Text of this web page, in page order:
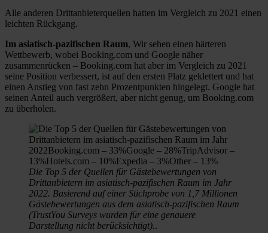
Alle anderen Drittanbieterquellen hatten im Vergleich zu 2021 einen
leichten Rückgang.
Im asiatisch-pazifischen Raum, Wir sehen einen härteren
Wettbewerb, wobei Booking.com und Google näher
zusammenrücken – Booking.com hat aber im Vergleich zu 2021
seine Position verbessert, ist auf den ersten Platz geklettert und hat
einen Anstieg von fast zehn Prozentpunkten hingelegt. Google hat
seinen Anteil auch vergrößert, aber nicht genug, um Booking.com
zu überholen.
Die Top 5 der Quellen für Gästebewertungen von
Drittanbietern im asiatisch-pazifischen Raum im Jahr
2022. Basierend auf einer Stichprobe von 1,7 Millionen
Gästebewertungen aus dem asiatisch-pazifischen Raum
(TrustYou Surveys wurden für eine genauere
Darstellung nicht berücksichtigt)..